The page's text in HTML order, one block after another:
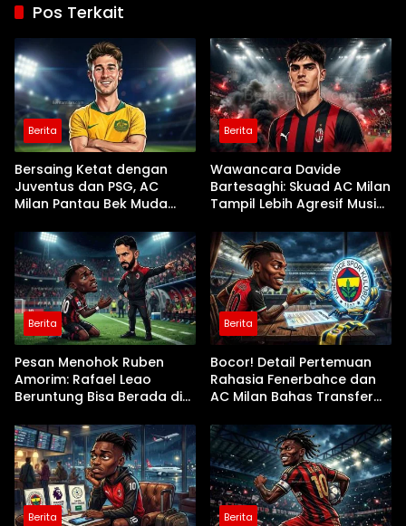
Pos Terkait
Berita
Bersaing Ketat dengan
Juventus dan PSG, AC
Milan Pantau Bek Muda
Berita
Wawancara Davide
Bartesaghi: Skuad AC Milan
Tampil Lebih Agresif Musim
Berita
Pesan Menohok Ruben
Amorim: Rafael Leao
Beruntung Bisa Berada di
Berita
Bocor! Detail Pertemuan
Rahasia Fenerbahce dan
AC Milan Bahas Transfer
Berita Berita